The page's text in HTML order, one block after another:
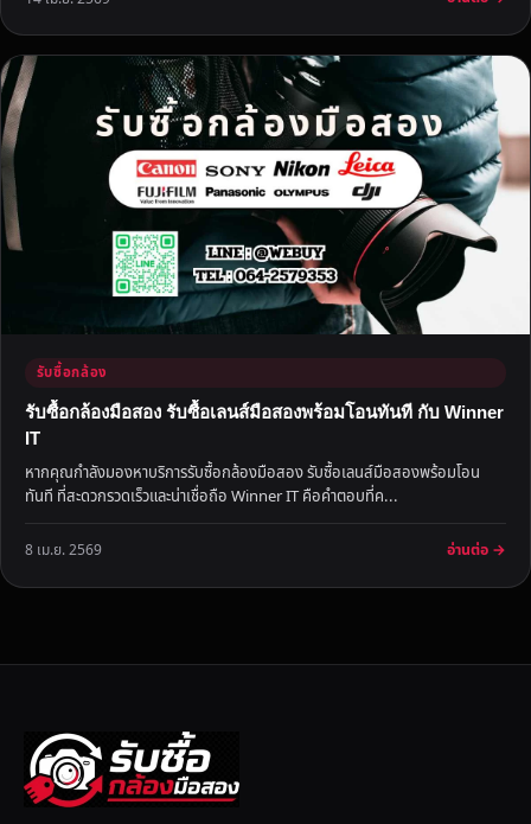
รับซื้อกล้อง
รับซื้อกล้องมือสอง รับซื้อเลนส์มือสองพร้อมโอนทันที กับ Winner
IT
หากคุณกำลังมองหาบริการรับซื้อกล้องมือสอง รับซื้อเลนส์มือสองพร้อมโอน
ทันที ที่สะดวกรวดเร็วและน่าเชื่อถือ Winner IT คือคำตอบที่ค...
8 เม.ย. 2569 อ่านต่อ →